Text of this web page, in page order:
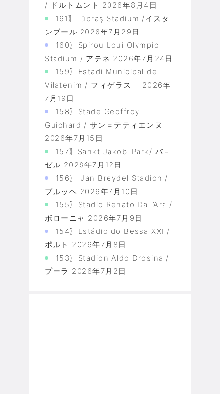
/ ドルトムント 2026年8月4日
161〗Tüpraş Stadium /イスタ
ンブール 2026年7月29日
160〗Spirou Loui Olympic
Stadium / アテネ 2026年7月24日
159〗Estadi Municipal de
Vilatenim / フィゲラス
2026年
7月19日
158〗Stade Geoffroy
Guichard / サン＝テティエンヌ
2026年7月15日
157〗Sankt Jakob-Park/ バ－
ゼル 2026年7月12日
156〗 Jan Breydel Stadion /
ブルッヘ 2026年7月10日
155〗Stadio Renato Dall’Ara /
ボローニャ 2026年7月9日
154〗Estádio do Bessa XXI /
ポルト 2026年7月8日
153〗Stadion Aldo Drosina /
プーラ 2026年7月2日